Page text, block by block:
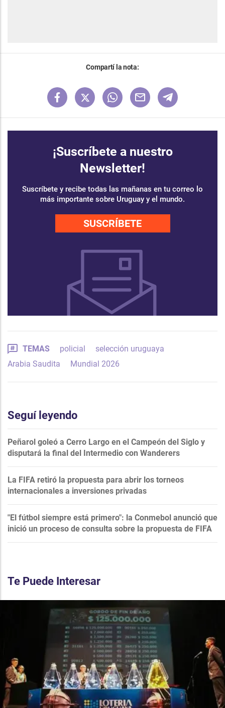
Compartí la nota:
¡Suscríbete a nuestro
Newsletter!
Suscríbete y recibe todas las mañanas en tu correo lo
más importante sobre Uruguay y el mundo.
SUSCRÍBETE
TEMAS policial
selección uruguaya
Arabia Saudita
Mundial 2026
Seguí leyendo
Peñarol goleó a Cerro Largo en el Campeón del Siglo y
disputará la final del Intermedio con Wanderers
La FIFA retiró la propuesta para abrir los torneos
internacionales a inversiones privadas
"El fútbol siempre está primero": la Conmebol anunció que
inició un proceso de consulta sobre la propuesta de FIFA
Te Puede Interesar